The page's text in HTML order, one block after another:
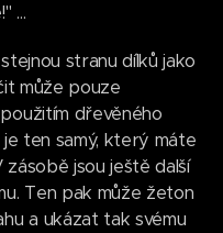
...
stranu dílků jako
může pouze
dřevěného
ten samý, který máte
jsou ještě další
Ten pak může žeton
a ukázat tak svému